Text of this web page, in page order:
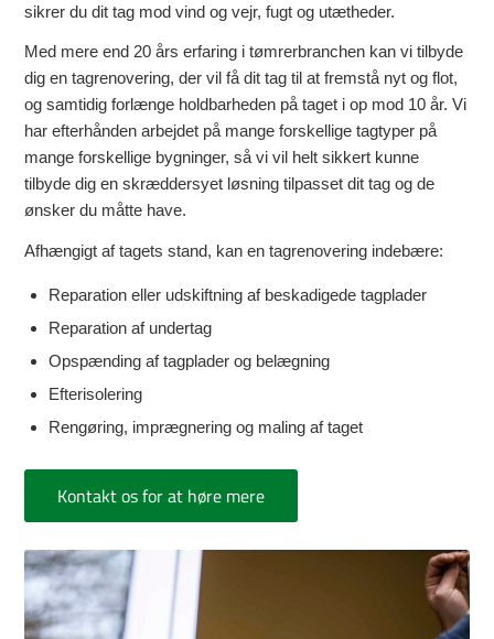
sikrer du dit tag mod vind og vejr, fugt og utætheder.
Med mere end 20 års erfaring i tømrerbranchen kan vi tilbyde
dig en tagrenovering, der vil få dit tag til at fremstå nyt og flot,
og samtidig forlænge holdbarheden på taget i op mod 10 år. Vi
har efterhånden arbejdet på mange forskellige tagtyper på
mange forskellige bygninger, så vi vil helt sikkert kunne
tilbyde dig en skræddersyet løsning tilpasset dit tag og de
ønsker du måtte have.
Afhængigt af tagets stand, kan en tagrenovering indebære:
Reparation eller udskiftning af beskadigede tagplader
Reparation af undertag
Opspænding af tagplader og belægning
Efterisolering
Rengøring, imprægnering og maling af taget
Kontakt os for at høre mere